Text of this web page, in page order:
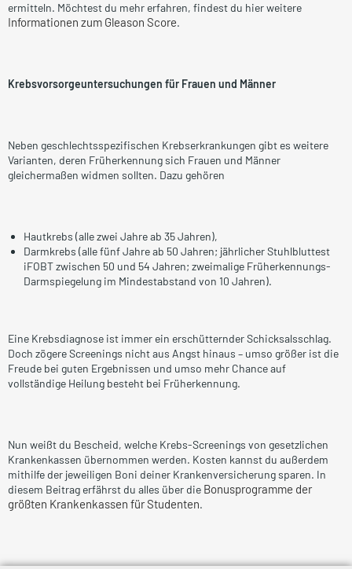
ermitteln. Möchtest du mehr erfahren, findest du hier weitere
Informationen zum Gleason Score.
Krebsvorsorgeuntersuchungen für Frauen und Männer
Neben geschlechtsspezifischen Krebserkrankungen gibt es weitere
Varianten, deren Früherkennung sich Frauen und Männer
gleichermaßen widmen sollten. Dazu gehören
Hautkrebs (alle zwei Jahre ab 35 Jahren),
Darmkrebs (alle fünf Jahre ab 50 Jahren; jährlicher Stuhlbluttest
iFOBT zwischen 50 und 54 Jahren; zweimalige Früherkennungs-
Darmspiegelung im Mindestabstand von 10 Jahren).
Eine Krebsdiagnose ist immer ein erschütternder Schicksalsschlag.
Doch zögere Screenings nicht aus Angst hinaus – umso größer ist die
Freude bei guten Ergebnissen und umso mehr Chance auf
vollständige Heilung besteht bei Früherkennung.
Nun weißt du Bescheid, welche Krebs-Screenings von gesetzlichen
Krankenkassen übernommen werden. Kosten kannst du außerdem
mithilfe der jeweiligen Boni deiner Krankenversicherung sparen. In
diesem Beitrag erfährst du alles über die Bonusprogramme der
größten Krankenkassen für Studenten.